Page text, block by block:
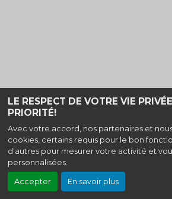
LE RESPECT DE VOTRE VIE
PRIORITÉ!
Avec votre accord, nos partenaires et
cookies, certains requis pour le bon
d'autres pour mesurer votre activité et
personnalisées.
Accepter En savoir plus